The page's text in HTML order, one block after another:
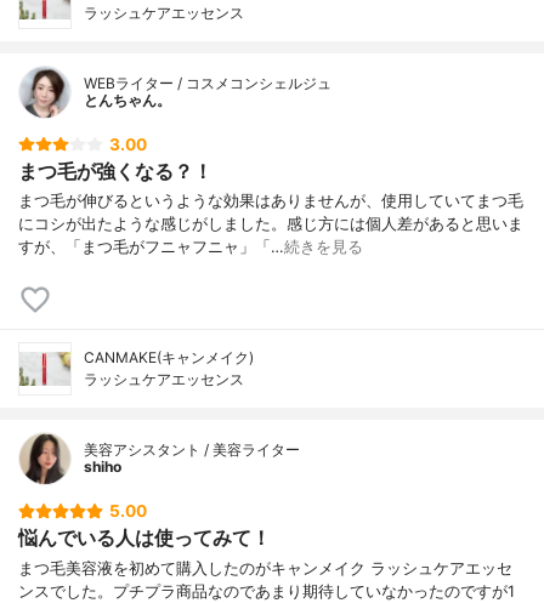
ラッシュケアエッセンス
WEBライター / コスメコンシェルジュ
とんちゃん。
3.00
まつ毛が強くなる？！
まつ毛が伸びるというような効果はありませんが、使用していてまつ毛
にコシが出たような感じがしました。感じ方には個人差があると思いま
すが、「まつ毛がフニャフニャ」「…続きを見る
CANMAKE(キャンメイク)
ラッシュケアエッセンス
美容アシスタント / 美容ライター
shiho
5.00
悩んでいる人は使ってみて！
まつ毛美容液を初めて購入したのがキャンメイク ラッシュケアエッセ
ンスでした。プチプラ商品なのであまり期待していなかったのですが1